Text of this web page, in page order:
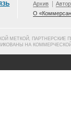
Архив
О
МЕТКОЙ, ПАРТНЕРСКИЕ
НА